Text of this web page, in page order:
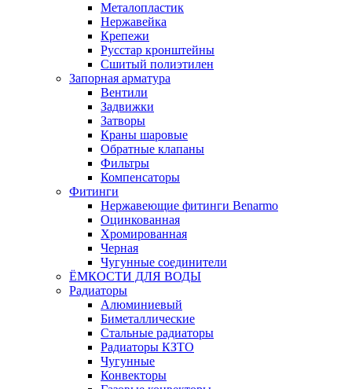
Металопластик
Нержавейка
Крепежи
Русстар кронштейны
Сшитый полиэтилен
Запорная арматура
Вентили
Задвижки
Затворы
Краны шаровые
Обратные клапаны
Фильтры
Компенсаторы
Фитинги
Нержавеющие фитинги Benarmo
Оцинкованная
Хромированная
Черная
Чугунные соединители
ЁМКОСТИ ДЛЯ ВОДЫ
Радиаторы
Алюминиевый
Биметаллические
Стальные радиаторы
Радиаторы КЗТО
Чугунные
Конвекторы